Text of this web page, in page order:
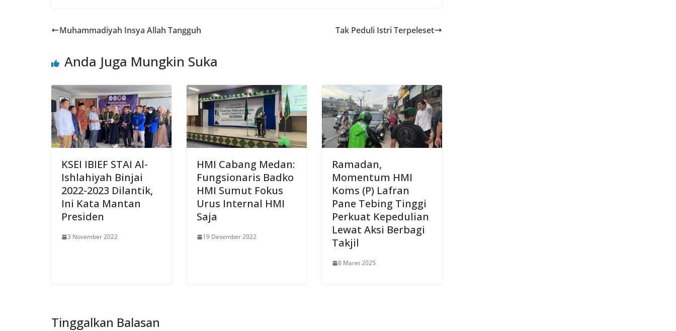
Muhammadiyah Insya Allah Tangguh Tak Peduli Istri Terpeleset
Anda Juga Mungkin Suka
KSEI IBIEF STAI Al-
Ishlahiyah Binjai
2022-2023 Dilantik,
Ini Kata Mantan
Presiden
3 November 2022
HMI Cabang Medan:
Fungsionaris Badko
HMI Sumut Fokus
Urus Internal HMI
Saja
19 Desember 2022
Ramadan,
Momentum HMI
Koms (P) Lafran
Pane Tebing Tinggi
Perkuat Kepedulian
Lewat Aksi Berbagi
Takjil
8 Maret 2025
Tinggalkan Balasan